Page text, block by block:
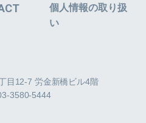
個人情報の取り扱
い
目12-7 労金新橋ビル4階
3580-5444